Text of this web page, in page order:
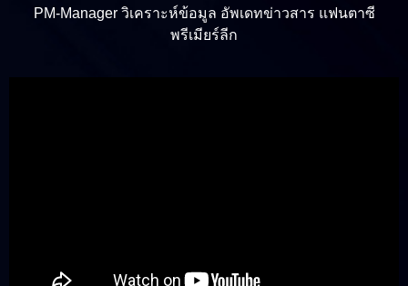
PM-Manager วิเคราะห์ข้อมูล อัพเดทข่าวสาร แฟนตาซี
พรีเมียร์ลีก